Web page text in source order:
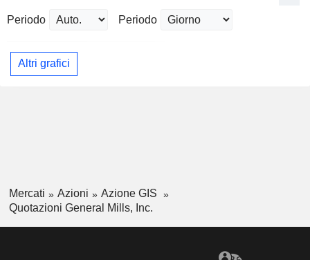
Periodo Periodo
Altri grafici
Mercati Azioni
Azione GIS
Quotazioni General Mills, Inc.